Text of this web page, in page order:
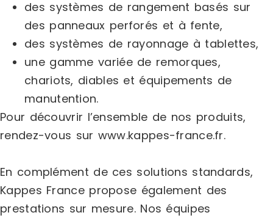
des systèmes de rangement basés sur
des panneaux perforés et à fente,
des systèmes de rayonnage à tablettes,
une gamme variée de remorques,
chariots, diables et équipements de
manutention.
Pour découvrir l’ensemble de nos produits,
rendez-vous sur www.kappes-france.fr.
En complément de ces solutions standards,
Kappes France propose également des
prestations sur mesure. Nos équipes